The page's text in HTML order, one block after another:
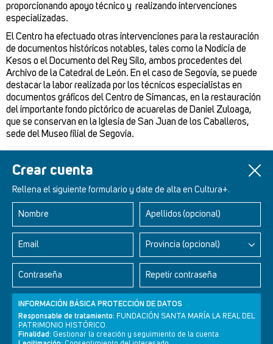
Crear cuenta
Rellena el siguiente formulario y date de alta en Cultura+.
Nombre Apellidos (opcional)
Email Provincia (opcional)
Contraseña Repetir contraseña
INFORMACIÓN BÁSICA PROTECCIÓN DE DATOS
Responsable de tratamiento: FUNDACIÓN SANTA MARÍA LA REAL DEL
PATRIMONIO HISTÓRICO.
Finalidad: Gestionar la creación y seguimiento de la cuenta.
proporcionando apoyo técnico y realizando intervenciones
especializadas.
El Centro ha efectuado otras intervenciones para la restauración
de documentos históricos notables, tales como la Nodicia de
Kesos o el Documento del Rey Silo, ambos procedentes del
Archivo de la Catedral de León. En el caso de Segovia, se puede
destacar la labor realizada por los técnicos especialistas en
documentos gráficos del Centro de Simancas, en la restauración
del importante fondo pictórico de acuarelas de Daniel Zuloaga,
que se conservan en la Iglesia de San Juan de los Caballeros,
sede del Museo filial de Segovia.
Retablos Renacentistas Este de León